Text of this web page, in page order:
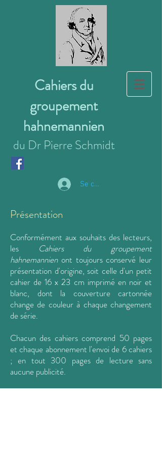
Cahiers du
groupement
hahnemannien
du Dr Pierre Schmidt
Se connecter
Présentation
Conformément aux souhaits des lecteurs,
les Cahiers du groupement
hahnemannien ont toujours conservé leur
présentation d'origine, soit celle d'un petit
cahier de 16 x 23 cm imprimé en noir et
blanc, dont la couverture cartonnée
change de couleur à chaque changement
de série.
Chacun des cahiers comprend 50 pages
et chaque abonnement l'envoi de 6 cahiers
; en tout 300 pages de lecture sans
aucune publicité.